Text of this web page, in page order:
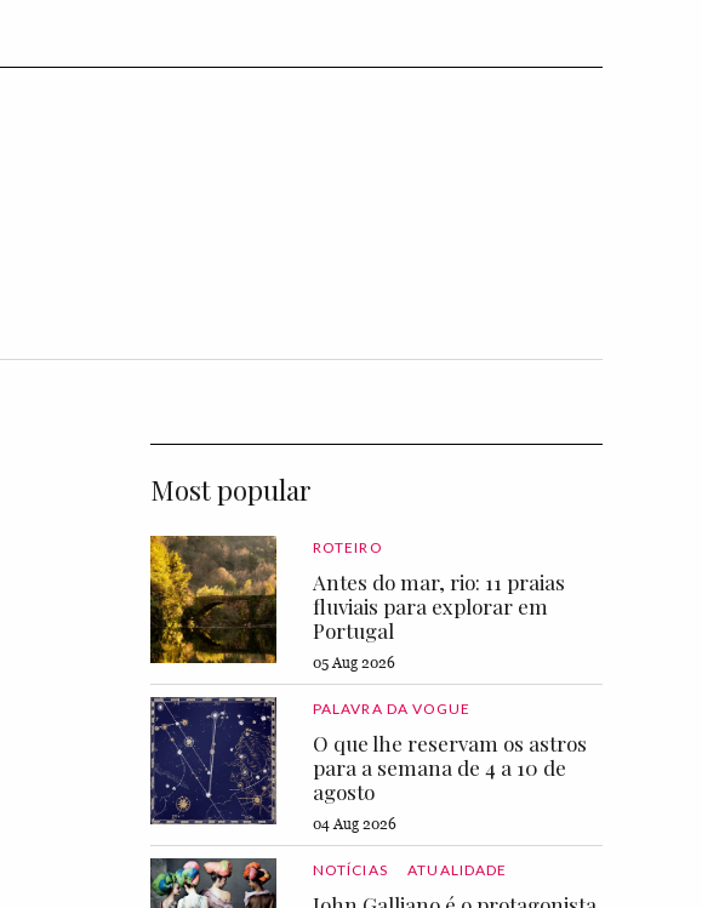
Most popular
ROTEIRO
Antes do mar, rio: 11 praias
fluviais para explorar em
Portugal
05 Aug 2026
PALAVRA DA VOGUE
O que lhe reservam os astros
para a semana de 4 a 10 de
agosto
04 Aug 2026
NOTÍCIAS ATUALIDADE